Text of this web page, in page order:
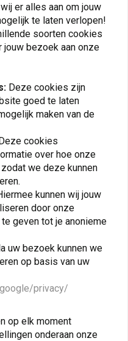
FOSTEX
Campinglantaarn Blauw -
24 LED
€20,05
er alles aan om jouw
te laten verlopen!
soorten cookies
bezoek aan onze
Deze cookies zijn
goed te laten
maken van de
cookies
over hoe onze
we deze kunnen
kunnen wij jouw
door onze
geven tot je anonieme
uw bezoek kunnen we
op basis van uw
privacy/
op elk moment
onderaan onze